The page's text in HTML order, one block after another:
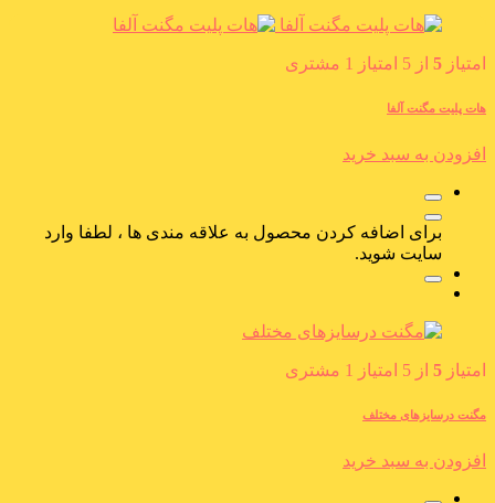
امتیاز 5 از 5 امتیاز 1 مشتری
هات پلیت مگنت آلفا
افزودن به سبد خرید
برای اضافه کردن محصول به علاقه مندی ها ، لطفا وارد
سایت شوید.
امتیاز 5 از 5 امتیاز 1 مشتری
مگنت درسایزهای مختلف
افزودن به سبد خرید